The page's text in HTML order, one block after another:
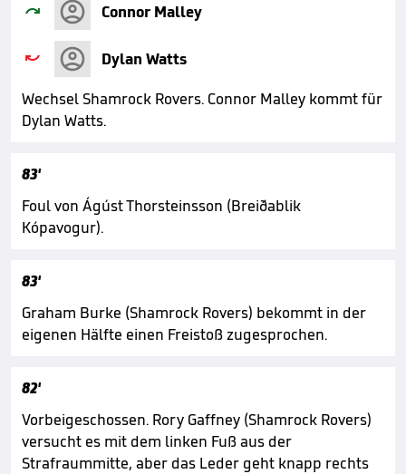
 Connor Malley

Dylan Watts
Wechsel Shamrock Rovers. Connor Malley kommt für
Dylan Watts.
83'
Foul von Ágúst Thorsteinsson (Breiðablik
Kópavogur).
83'
Graham Burke (Shamrock Rovers) bekommt in der
eigenen Hälfte einen Freistoß zugesprochen.
82'
Vorbeigeschossen. Rory Gaffney (Shamrock Rovers)
versucht es mit dem linken Fuß aus der
Strafraummitte, aber das Leder geht knapp rechts